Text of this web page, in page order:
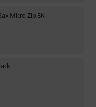
Micro Zip BK